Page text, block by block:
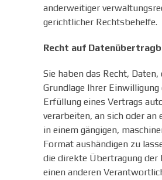
anderweitiger
gerichtlicher Rechtsbehelfe.
Recht auf
Sie haben das Recht,
Grundlage Ihrer Einwilligung
Erfüllung eines Vertrags
verarbeiten, an sich oder an
in einem gängigen,
Format aushändigen zu
die direkte Übertragung der
einen anderen